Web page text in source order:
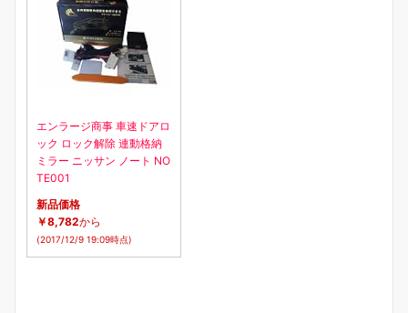
エンラージ商事 車速ドアロ
ック ロック解除 連動格納
ミラー ニッサン ノート NO
TE001
新品価格
￥8,782から
(2017/12/9 19:09時点)